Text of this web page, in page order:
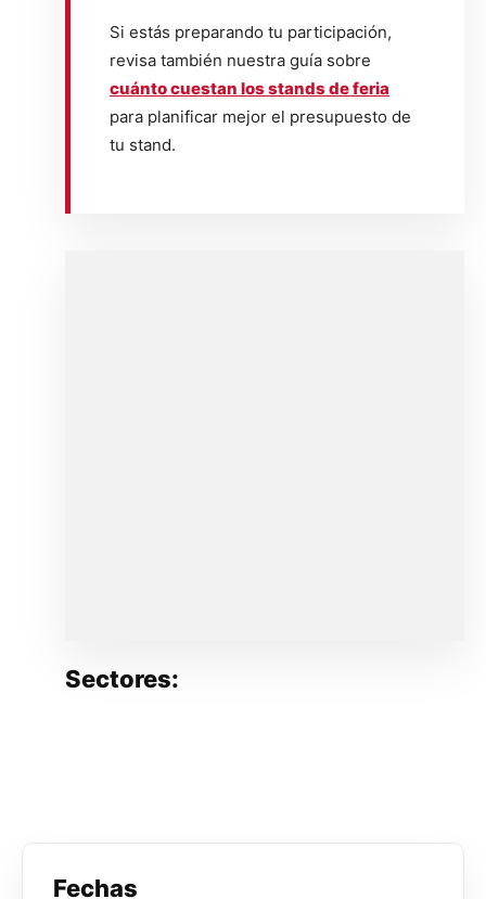
Si estás preparando tu participación,
revisa también nuestra guía sobre
cuánto cuestan los stands de feria
para planificar mejor el presupuesto de
tu stand.
Sectores:
Fechas